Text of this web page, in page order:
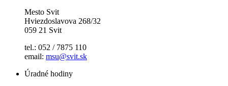
Mesto Svit
Hviezdoslavova 268/32
059 21 Svit
tel.: 052 / 7875 110
email: msu@svit.sk
Úradné hodiny